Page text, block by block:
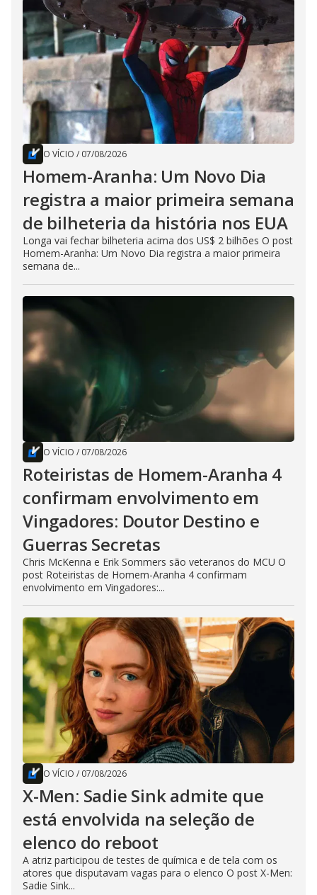
O VÍCIO / 07/08/2026
Homem-Aranha: Um Novo Dia
registra a maior primeira semana
de bilheteria da história nos EUA
Longa vai fechar bilheteria acima dos US$ 2 bilhões O post
Homem-Aranha: Um Novo Dia registra a maior primeira
semana de...
O VÍCIO / 07/08/2026
Roteiristas de Homem-Aranha 4
confirmam envolvimento em
Vingadores: Doutor Destino e
Guerras Secretas
Chris McKenna e Erik Sommers são veteranos do MCU O
post Roteiristas de Homem-Aranha 4 confirmam
envolvimento em Vingadores:...
O VÍCIO / 07/08/2026
X-Men: Sadie Sink admite que
está envolvida na seleção de
elenco do reboot
A atriz participou de testes de química e de tela com os
atores que disputavam vagas para o elenco O post X-Men:
Sadie Sink...